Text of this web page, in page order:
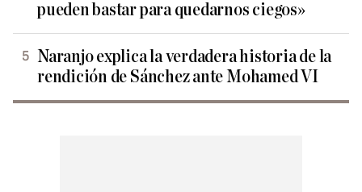
pueden bastar para quedarnos ciegos»
Naranjo explica la verdadera historia de la
rendición de Sánchez ante Mohamed VI